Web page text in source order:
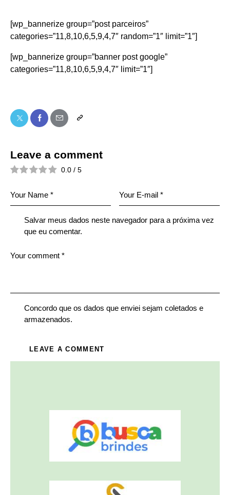
[wp_bannerize group=”post parceiros”
categories=”11,8,10,6,5,9,4,7″ random=”1″ limit=”1″]
[wp_bannerize group=”banner post google”
categories=”11,8,10,6,5,9,4,7″ limit=”1″]
Leave a comment
0.0 / 5
Salvar meus dados neste navegador para a próxima vez
que eu comentar.
Concordo que os dados que enviei sejam coletados e
armazenados.